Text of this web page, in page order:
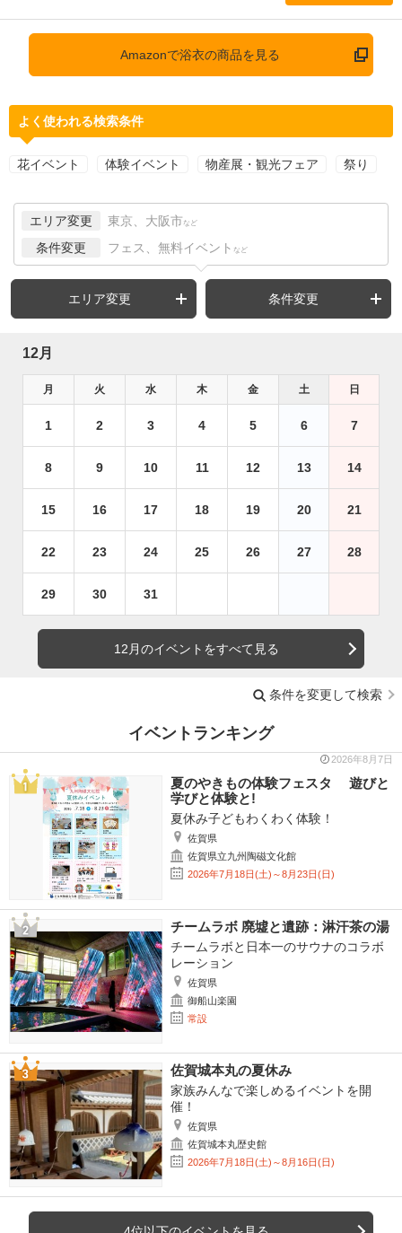
Amazonで浴衣の商品を見る
よく使われる検索条件
花イベント 体験イベント 物産展・観光フェア 祭り
エリア変更 東京、大阪市 など
条件変更 フェス、無料イベント など
エリア変更 条件変更
12月
月 火 水 木 金 土 日
1 2 3 4 5 6 7
8 9 10 11 12 13 14
15 16 17 18 19 20 21
22 23 24 25 26 27 28
29 30 31
12月のイベントをすべて見る
条件を変更して検索
イベントランキング
2026年8月7日
夏のやきもの体験フェスタ 遊びと
学びと体験と!
夏休み子どもわくわく体験！
佐賀県
佐賀県立九州陶磁文化館
2026年7月18日(土)～8月23日(日)
チームラボ 廃墟と遺跡：淋汗茶の湯
チームラボと日本一のサウナのコラボ
レーション
佐賀県
御船山楽園
常設
佐賀城本丸の夏休み
家族みんなで楽しめるイベントを開
催！
佐賀県
佐賀城本丸歴史館
2026年7月18日(土)～8月16日(日)